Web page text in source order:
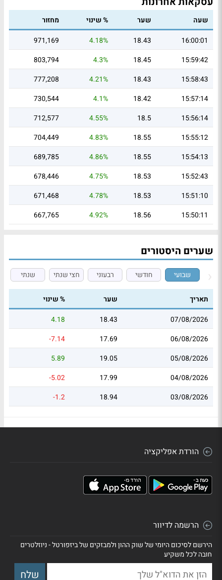
שעה שער % שינוי
מחזור
16:00:01
18.43
4.18%
971,169
15:59:42
18.45
4.3%
803,794
15:58:43
18.43
4.21%
777,208
15:57:14
18.42
4.1%
730,544
15:56:14
18.5
4.55%
712,577
15:55:12
18.55
4.83%
704,449
15:54:13
18.55
4.86%
689,785
15:52:43
18.53
4.75%
678,446
15:51:10
18.53
4.78%
671,468
15:50:11
18.56
4.92%
667,765
שערים היסטורים
שבועי חודשי רבעוני חצי שנתי שנתי
תאריך שער
% שינוי
07/08/2026
18.43
4.18
06/08/2026
17.69
-7.14
05/08/2026
19.05
5.89
04/08/2026
17.99
-5.02
03/08/2026
18.94
-1.2
הורדת אפליקציה
הרשמה לדיוור
הירשם לסיכום היומי של שוק ההון ולמבזקים של ביזפורטל - ניוזלטרים
חובה לכל משקיע